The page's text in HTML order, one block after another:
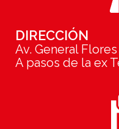
DIRECCIÓN
Av. General
A pasos de la ex